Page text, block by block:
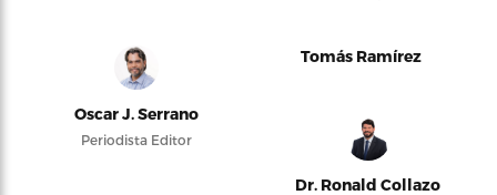
Oscar J. Serrano
Periodista Editor
Tomás Ramírez
Dr. Ronald Collazo